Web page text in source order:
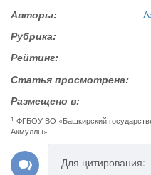
Авторы:
Рубрика:
Рейтинг:
Статья просмотрена:
Размещено в:
1 ФГБОУ ВО «Башкирский
Акмуллы»
Для цитирования: